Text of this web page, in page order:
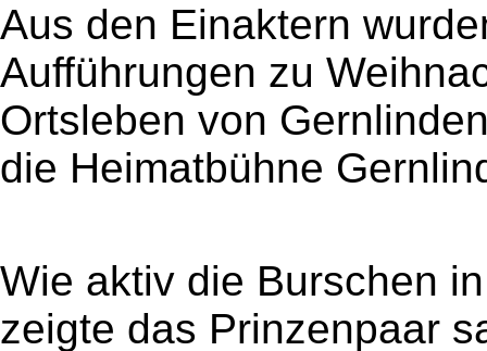
Aus den Einaktern
Aufführungen zu
Ortsleben von
die Heimatbühne
Wie aktiv die Burschen
zeigte das Prinzenpaar